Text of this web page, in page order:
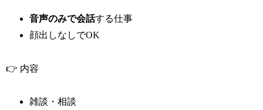
音声のみで会話する仕事
顔出しなしでOK
👉 内容
雑談・相談